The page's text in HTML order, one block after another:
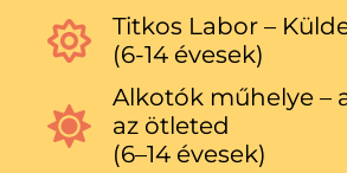
Titkos Labor –
(6-14 évesek)
Alkotók műhelye –
az ötleted
(6–14 évesek)